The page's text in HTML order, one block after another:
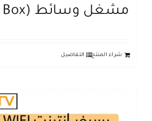
مشغل وسائط (TV Box)
شراء المنتج التفاصيل